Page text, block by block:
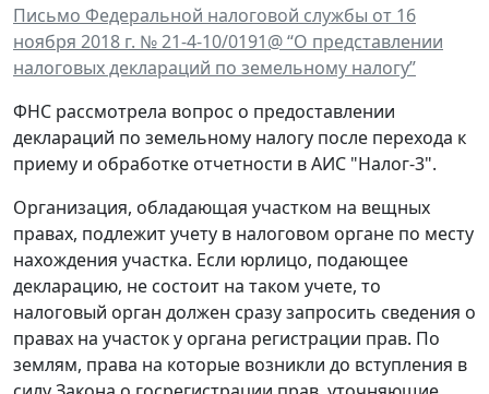
Письмо Федеральной налоговой службы от 16
ноября 2018 г. № 21-4-10/0191@ “О представлении
налоговых деклараций по земельному налогу”
ФНС рассмотрела вопрос о предоставлении
деклараций по земельному налогу после перехода к
приему и обработке отчетности в АИС "Налог-3".
Организация, обладающая участком на вещных
правах, подлежит учету в налоговом органе по месту
нахождения участка. Если юрлицо, подающее
декларацию, не состоит на таком учете, то
налоговый орган должен сразу запросить сведения о
правах на участок у органа регистрации прав. По
землям, права на которые возникли до вступления в